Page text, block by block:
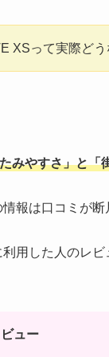
XSって実際どう
みやすさ」と「
報は口コミが
用した人のレ
ュー